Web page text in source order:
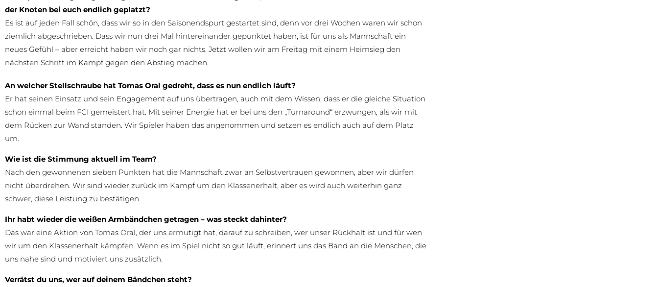
der Knoten bei euch endlich geplatzt?
Es ist auf jeden Fall schön, dass wir so in den Saisonendspurt gestartet sind, denn vor drei Wochen waren wir schon
ziemlich abgeschrieben. Dass wir nun drei Mal hintereinander gepunktet haben, ist für uns als Mannschaft ein
neues Gefühl – aber erreicht haben wir noch gar nichts. Jetzt wollen wir am Freitag mit einem Heimsieg den
nächsten Schritt im Kampf gegen den Abstieg machen.
An welcher Stellschraube hat Tomas Oral gedreht, dass es nun endlich läuft?
Er hat seinen Einsatz und sein Engagement auf uns übertragen, auch mit dem Wissen, dass er die gleiche Situation
schon einmal beim FCI gemeistert hat. Mit seiner Energie hat er bei uns den „Turnaround“ erzwungen, als wir mit
dem Rücken zur Wand standen. Wir Spieler haben das angenommen und setzen es endlich auch auf dem Platz
um.
Wie ist die Stimmung aktuell im Team?
Nach den gewonnenen sieben Punkten hat die Mannschaft zwar an Selbstvertrauen gewonnen, aber wir dürfen
nicht überdrehen. Wir sind wieder zurück im Kampf um den Klassenerhalt, aber es wird auch weiterhin ganz
schwer, diese Leistung zu bestätigen.
Ihr habt wieder die weißen Armbändchen getragen – was steckt dahinter?
Das war eine Aktion von Tomas Oral, der uns ermutigt hat, darauf zu schreiben, wer unser Rückhalt ist und für wen
wir um den Klassenerhalt kämpfen. Wenn es im Spiel nicht so gut läuft, erinnert uns das Band an die Menschen, die
uns nahe sind und motiviert uns zusätzlich.
Verrätst du uns, wer auf deinem Bändchen steht?